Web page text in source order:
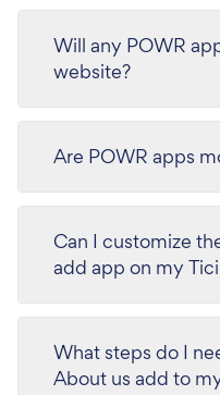
Will any POWR
website?
Are POWR apps
Can I customize
add app on my
What steps do I
About us add to